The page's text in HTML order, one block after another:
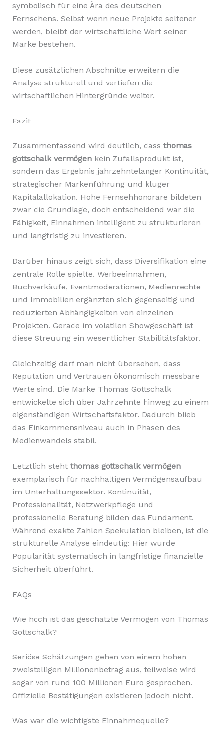
symbolisch für eine Ära des deutschen
Fernsehens. Selbst wenn neue Projekte seltener
werden, bleibt der wirtschaftliche Wert seiner
Marke bestehen.
Diese zusätzlichen Abschnitte erweitern die
Analyse strukturell und vertiefen die
wirtschaftlichen Hintergründe weiter.
Fazit
Zusammenfassend wird deutlich, dass thomas
gottschalk vermögenkein Zufallsprodukt ist,
sondern das Ergebnis jahrzehntelanger Kontinuität,
strategischer Markenführung und kluger
Kapitalallokation. Hohe Fernsehhonorare bildeten
zwar die Grundlage, doch entscheidend war die
Fähigkeit, Einnahmen intelligent zu strukturieren
und langfristig zu investieren.
Darüber hinaus zeigt sich, dass Diversifikation eine
zentrale Rolle spielte. Werbeeinnahmen,
Buchverkäufe, Eventmoderationen, Medienrechte
und Immobilien ergänzten sich gegenseitig und
reduzierten Abhängigkeiten von einzelnen
Projekten. Gerade im volatilen Showgeschäft ist
diese Streuung ein wesentlicher Stabilitätsfaktor.
Gleichzeitig darf man nicht übersehen, dass
Reputation und Vertrauen ökonomisch messbare
Werte sind. Die Marke Thomas Gottschalk
entwickelte sich über Jahrzehnte hinweg zu einem
eigenständigen Wirtschaftsfaktor. Dadurch blieb
das Einkommensniveau auch in Phasen des
Medienwandels stabil.
Letztlich steht thomas gottschalk vermögen
exemplarisch für nachhaltigen Vermögensaufbau
im Unterhaltungssektor. Kontinuität,
Professionalität, Netzwerkpflege und
professionelle Beratung bilden das Fundament.
Während exakte Zahlen Spekulation bleiben, ist die
strukturelle Analyse eindeutig: Hier wurde
Popularität systematisch in langfristige finanzielle
Sicherheit überführt.
FAQs
Wie hoch ist das geschätzte Vermögen von Thomas
Gottschalk?
Seriöse Schätzungen gehen von einem hohen
zweistelligen Millionenbetrag aus, teilweise wird
sogar von rund 100 Millionen Euro gesprochen.
Offizielle Bestätigungen existieren jedoch nicht.
Was war die wichtigste Einnahmequelle?